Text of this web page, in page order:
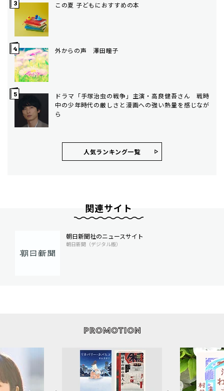
この夏 子どもにおすすめの本
外からの声 澤田瞳子
ドラマ「手塚治虫の戦争」主演・高良健吾さん 戦時
中の少年時代の厳しさと漫画への強い熱量を感じなが
ら
人気ランキング⼀覧
関連サイト
朝日新聞社のニュースサイト
朝日新聞（デジタル版）